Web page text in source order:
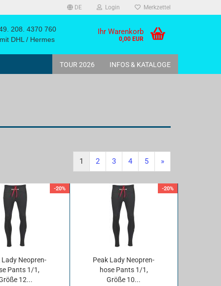
DE Login Merkzettel
208. 4370 760
DHL / Hermes
Ihr Warenkorb
0,00 EUR
TOUR 2026 INFOS & KATALOGE
1 2 3 4 5 »
-20%
Lady Neo­pren­
Pants 1/1,
12...
-20%
Peak Lady Neo­pren­
ho­se Pants 1/1,
Größe 10...